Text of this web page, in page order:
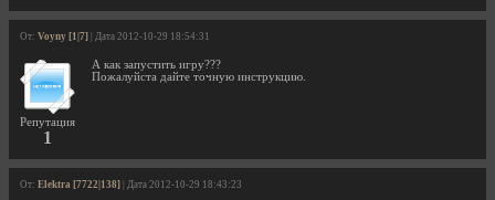
От: Voyny [1|7] | Дата 2012-10-29 18:54:31
Репутация
1
А как запустить игру???
Пожалуйста дайте точную инструкцию.
От: Elektra [7722|138] | Дата 2012-10-29 18:43:23